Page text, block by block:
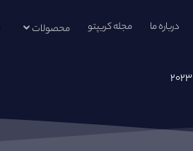
درباره ما مجله کریپتو محصولات